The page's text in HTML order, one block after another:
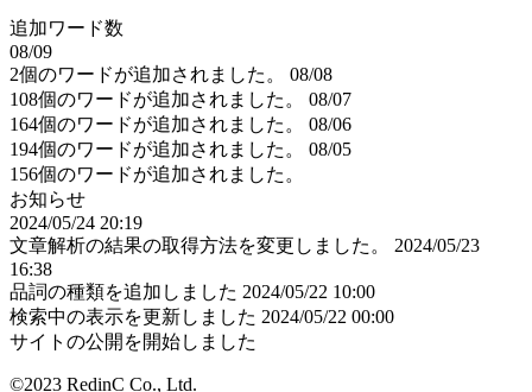
追加ワード数
08/09
2個のワードが追加されました。
08/08
108個のワードが追加されました。
08/07
164個のワードが追加されました。
08/06
194個のワードが追加されました。
08/05
156個のワードが追加されました。
お知らせ
2024/05/24 20:19
文章解析の結果の取得方法を変更しました。
2024/05/23
16:38
品詞の種類を追加しました 2024/05/22 10:00
検索中の表示を更新しました 2024/05/22 00:00
サイトの公開を開始しました
©2023 RedinC Co., Ltd.